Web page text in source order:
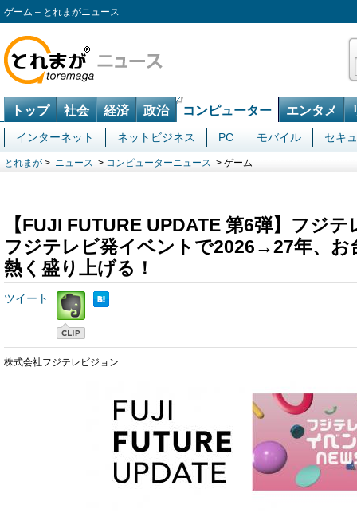
ゲーム – とれまがニュース
トップ 社会 経済 政治 コンピューター エンタメ
インターネット ネットビジネス PC モバイル セキ
とれまが > ニュース > コンピューターニュース > ゲーム
【FUJI FUTURE UPDATE 第6弾】フジ
フジテレビ発イベントで2026→27年、お
熱く盛り上げる！
ツイート
株式会社フジテレビジョン